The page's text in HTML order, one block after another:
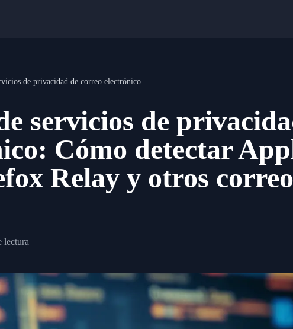
de privacidad de correo electrónico
servicios de
Cómo detectar
Relay y otros
lectura